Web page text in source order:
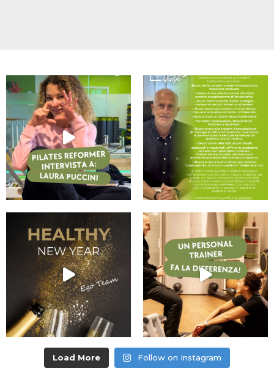
Load More Follow on Instagram